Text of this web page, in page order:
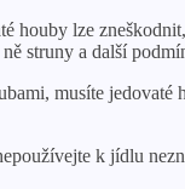
houby lze
struny a další
musíte
k jídlu